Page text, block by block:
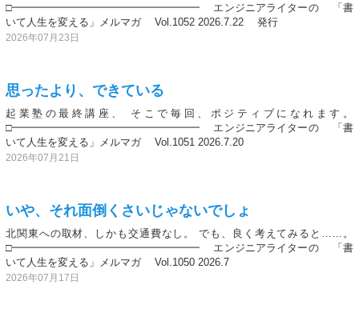
□━━━━━━━━━━━━━━━━━━ エンジニアライターの 「書
いて人生を変える」メルマガ Vol.1052 2026.7.22 発行
2026年07月23日
思ったより、できている
起業塾の最終講座、 そこで毎回、ポジティブになれます。
□━━━━━━━━━━━━━━━━━━ エンジニアライターの 「書
いて人生を変える」メルマガ Vol.1051 2026.7.20
2026年07月21日
いや、それ面倒くさいじゃないでしょ
北関東への取材、しかも交通費なし。 でも、良く考えてみると……。
□━━━━━━━━━━━━━━━━━━ エンジニアライターの 「書
いて人生を変える」メルマガ Vol.1050 2026.7
2026年07月17日